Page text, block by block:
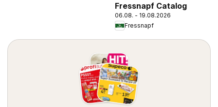
Fressnapf Catalog
06.08. - 19.08.2026
Fressnapf